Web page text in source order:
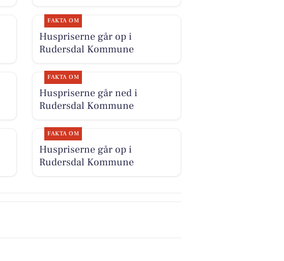
FAKTA OM
Huspriserne går op i
Rudersdal Kommune
FAKTA OM
Huspriserne går ned i
Rudersdal Kommune
FAKTA OM
Huspriserne går op i
Rudersdal Kommune